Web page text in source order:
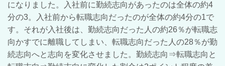
になりました。入社前に勤続志向があったのは全体の約4
分の3。入社前から転職志向だったのが全体の約4分の1で
す。それが入社後は、勤続志向だった人の約26％が転職志
向かすでに離職してしまい、転職志向だった人の28％が勤
続志向へと志向を変化させました。勤続志向⇒転職志向と